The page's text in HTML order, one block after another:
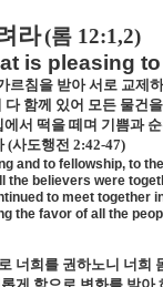
라(롬 12:1,2)
is pleasing to
르침을 받아 서로 교제
다 함께 있어 모든 물건
서 떡을 떼며 기쁨과
(사도행전 2:42-47)
and to fellowship, to
believers were
to meet
the favor of all the
너희를 권하노니 너